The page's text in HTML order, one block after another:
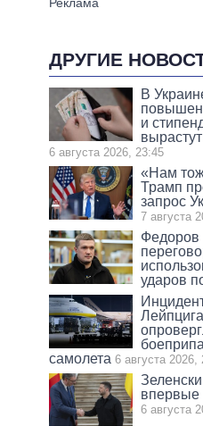
ДРУГИЕ
В
и
6 августа 2026, 23:45
«Нам
Трамп
запрос
7 августа
Федоров
ударов
самолета 6 августа 2026,
впервые
6 августа